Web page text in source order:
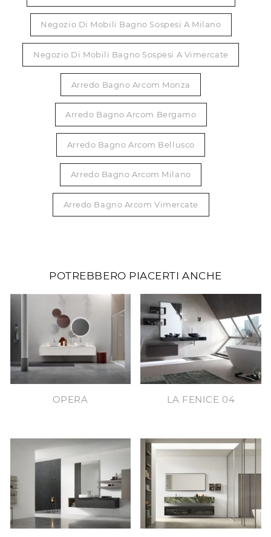
Negozio Di Mobili Bagno Sospesi A Milano
Negozio Di Mobili Bagno Sospesi A Vimercate
Arredo Bagno Arcom Monza
Arredo Bagno Arcom Bergamo
Arredo Bagno Arcom Bellusco
Arredo Bagno Arcom Milano
Arredo Bagno Arcom Vimercate
POTREBBERO PIACERTI ANCHE
OPERA LA FENICE 04